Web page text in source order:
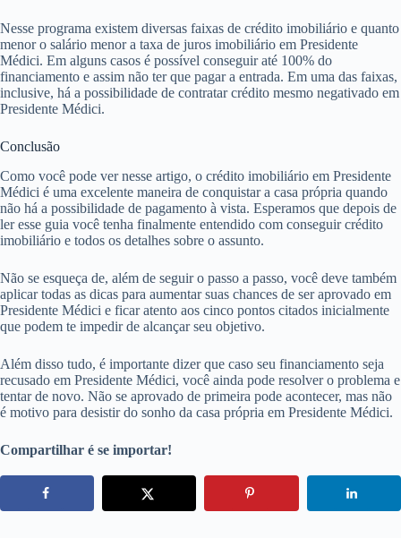
Nesse programa existem diversas faixas de crédito imobiliário e quanto
menor o salário menor a taxa de juros imobiliário em Presidente
Médici. Em alguns casos é possível conseguir até 100% do
financiamento e assim não ter que pagar a entrada. Em uma das faixas,
inclusive, há a possibilidade de contratar crédito mesmo negativado em
Presidente Médici.
Conclusão
Como você pode ver nesse artigo, o crédito imobiliário em Presidente
Médici é uma excelente maneira de conquistar a casa própria quando
não há a possibilidade de pagamento à vista. Esperamos que depois de
ler esse guia você tenha finalmente entendido com conseguir crédito
imobiliário e todos os detalhes sobre o assunto.
Não se esqueça de, além de seguir o passo a passo, você deve também
aplicar todas as dicas para aumentar suas chances de ser aprovado em
Presidente Médici e ficar atento aos cinco pontos citados inicialmente
que podem te impedir de alcançar seu objetivo.
Além disso tudo, é importante dizer que caso seu financiamento seja
recusado em Presidente Médici, você ainda pode resolver o problema e
tentar de novo. Não se aprovado de primeira pode acontecer, mas não
é motivo para desistir do sonho da casa própria em Presidente Médici.
Compartilhar é se importar!